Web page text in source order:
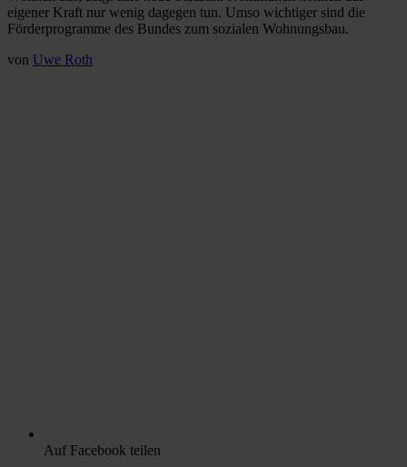
eigener Kraft nur wenig dagegen tun. Umso wichtiger sind die
Förderprogramme des Bundes zum sozialen Wohnungsbau.
von Uwe Roth
Auf Facebook teilen